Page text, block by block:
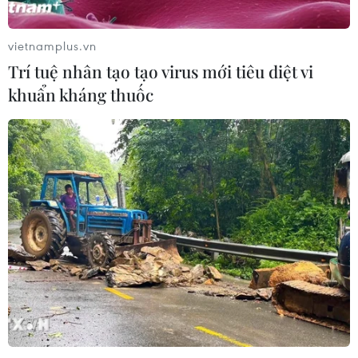
Động lực mới cho hợp tác thương
mại Việt Nam-Australia
08/08/2026 12:20
Việt Nam-Ấn Độ thúc đẩy hợp tác
nghiên cứu, đào tạo và tư vấn chính
sách
08/08/2026 10:28
Chuyên gia Australia: Quan hệ Việt
Nam-Australia có độ tin cậy chính trị
cao
vietnamplus.vn
Trí tuệ nhân tạo tạo virus mới tiêu diệt vi
khuẩn kháng thuốc